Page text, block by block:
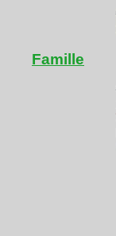
Famille